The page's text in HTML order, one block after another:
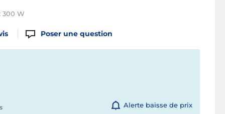
300 W
Poser une question
Alerte baisse de prix